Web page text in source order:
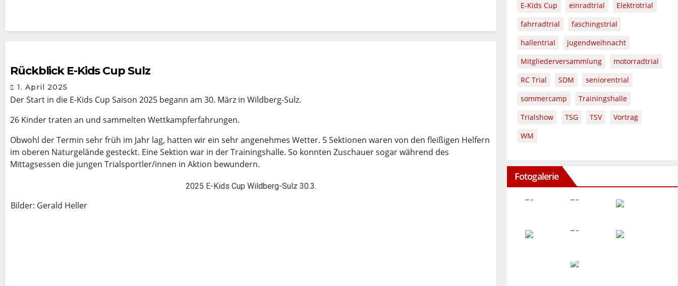
Rückblick E-Kids Cup Sulz
1. April 2025
Der Start in die E-Kids Cup Saison 2025 begann am 30. März in Wildberg-Sulz.
26 Kinder traten an und sammelten Wettkampferfahrungen.
Obwohl der Termin sehr früh im Jahr lag, hatten wir ein sehr angenehmes Wetter. 5 Sektionen waren von den fleißigen Helfern
im oberen Naturgelände gesteckt. Eine Sektion war in der Trainingshalle. So konnten Zuschauer sogar während des
Mittagsessen die jungen Trialsportler/innen in Aktion bewundern.
2025 E-Kids Cup Wildberg-Sulz 30.3.
Bilder: Gerald Heller
E-Kids Cup
einradtrial
Elektrotrial
fahrradtrial
faschingstrial
hallentrial
jugendweihnacht
Mitgliederversammlung
motorradtrial
RC Trial
SDM
seniorentrial
sommercamp
Trainingshalle
Trialshow
TSG TSV
Vortrag
WM
Fotogalerie